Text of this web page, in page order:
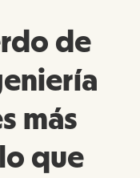
de
más
que